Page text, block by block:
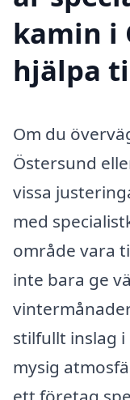
kamin i
hjälpa
Om du
Östersund
vissa
med
område vara
inte bara ge
stilfullt inslag
mysig